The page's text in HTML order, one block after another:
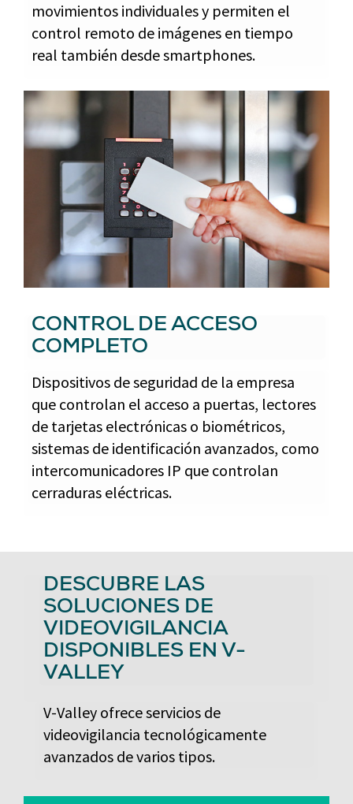
movimientos individuales y permiten el
control remoto de imágenes en tiempo
real también desde smartphones.
CONTROL DE ACCESO
COMPLETO
Dispositivos de seguridad de la empresa
que controlan el acceso a puertas, lectores
de tarjetas electrónicas o biométricos,
sistemas de identificación avanzados, como
intercomunicadores IP que controlan
cerraduras eléctricas.
DESCUBRE LAS
SOLUCIONES DE
VIDEOVIGILANCIA
DISPONIBLES EN V-
VALLEY
V-Valley ofrece servicios de
videovigilancia tecnológicamente
avanzados de varios tipos.